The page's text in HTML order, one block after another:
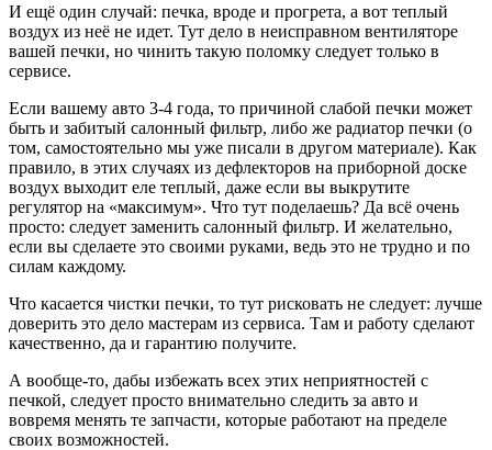
И ещё один случай: печка, вроде и прогрета, а вот теплый
воздух из неё не идет. Тут дело в неисправном вентиляторе
вашей печки, но чинить такую поломку следует только в
сервисе.
Если вашему авто 3-4 года, то причиной слабой печки может
быть и забитый салонный фильтр, либо же радиатор печки (о
том, самостоятельно мы уже писали в другом материале). Как
правило, в этих случаях из дефлекторов на приборной доске
воздух выходит еле теплый, даже если вы выкрутите
регулятор на «максимум». Что тут поделаешь? Да всё очень
просто: следует заменить салонный фильтр. И желательно,
если вы сделаете это своими руками, ведь это не трудно и по
силам каждому.
Что касается чистки печки, то тут рисковать не следует: лучше
доверить это дело мастерам из сервиса. Там и работу сделают
качественно, да и гарантию получите.
А вообще-то, дабы избежать всех этих неприятностей с
печкой, следует просто внимательно следить за авто и
вовремя менять те запчасти, которые работают на пределе
своих возможностей.